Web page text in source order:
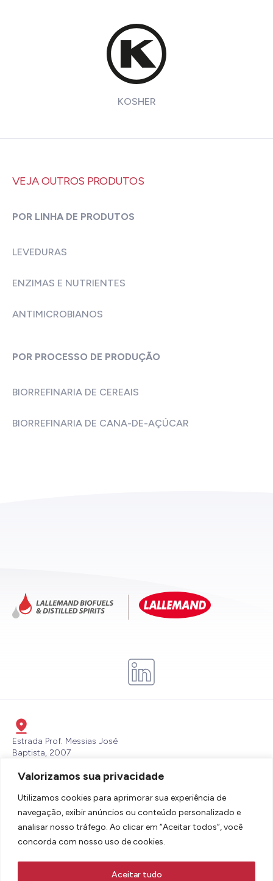
Valorizamos sua privacidade
Utilizamos cookies para aprimorar sua experiência de
navegação, exibir anúncios ou conteúdo personalizado e
analisar nosso tráfego. Ao clicar em “Aceitar todos”, você
concorda com nosso uso de cookies.
Aceitar tudo
KOSHER
VEJA OUTROS PRODUTOS
POR LINHA DE PRODUTOS
LEVEDURAS
ENZIMAS E NUTRIENTES
ANTIMICROBIANOS
POR PROCESSO DE PRODUÇÃO
BIORREFINARIA DE CEREAIS
BIORREFINARIA DE CANA-DE-AÇÚCAR
Estrada Prof. Messias José
Baptista, 2007
13432-700
(19) 3436-6600